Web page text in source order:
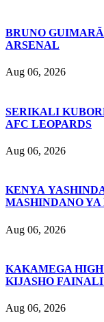
BRUNO
ARSENAL
Aug 06, 2026
SERIKALI
AFC LEOPARDS
Aug 06, 2026
KENYA
MASHINDANO
Aug 06, 2026
KAKAMEGA
KIJASHO FAINALI
Aug 06, 2026